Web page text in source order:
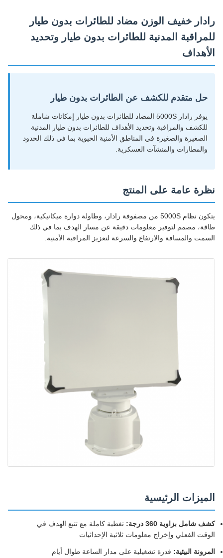
رادار خفيف الوزن مضاد للطائرات بدون طيار
للمراقبة المدنية للطائرات بدون طيار وتحديد
الأهداف
حل متقدم للكشف عن الطائرات بدون طيار
يوفر رادار 5000S المضاد للطائرات بدون طيار إمكانات شاملة
للكشف والمراقبة وتحديد الأهداف للطائرات بدون طيار المدنية
الصغيرة والصغيرة في المناطق الأمنية الحيوية بما في ذلك الحدود
والمطارات والمنشآت العسكرية.
نظرة عامة على المنتج
يتكون نظام 5000S من مصفوفة رادار، وطاولة دوارة ميكانيكية، ومحول
طاقة، مصمم لتوفير معلومات دقيقة عن مسار الهدف بما في ذلك
السمت والمسافة والارتفاع والسرعة لتعزيز المراقبة الأمنية.
الميزات الرئيسية
كشف شامل بزاوية 360 درجة:
تغطية كاملة مع تتبع الهدف في
الوقت الفعلي وإخراج معلومات ثلاثية الإحداثيات
المرونة البيئية:قدرة تشغيلية على مدار الساعة طوال أيام